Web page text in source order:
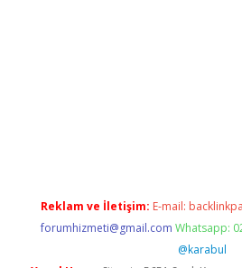
Reklam ve İletişim: E-mail:
forumhizmeti@gmail.com Whatsapp:
@karabul